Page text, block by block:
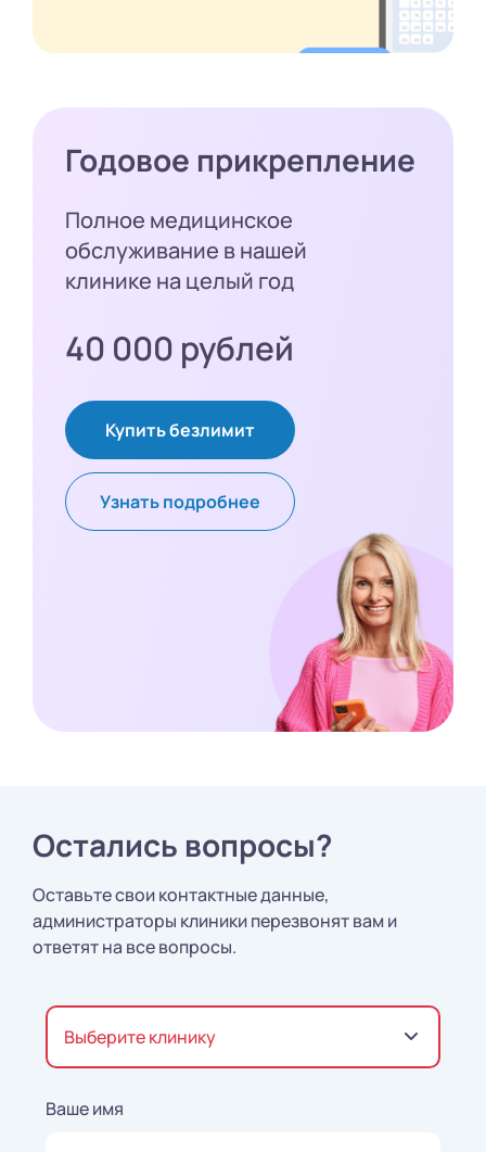
Годовое прикрепление
Полное медицинское
обслуживание в нашей
клинике на целый год
40 000 рублей
Купить безлимит
Узнать подробнее
Остались вопросы?
Оставьте свои контактные данные,
администраторы клиники перезвонят вам и
ответят на все вопросы.
Выберите клинику
Ваше имя